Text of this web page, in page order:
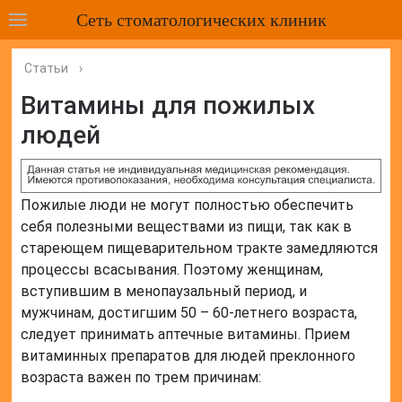
Сеть стоматологических клиник
Статьи ›
Витамины для пожилых
людей
Пожилые люди не могут полностью обеспечить
себя полезными веществами из пищи, так как в
стареющем пищеварительном тракте замедляются
процессы всасывания. Поэтому женщинам,
вступившим в менопаузальный период, и
мужчинам, достигшим 50 – 60-летнего возраста,
следует принимать аптечные витамины. Прием
витаминных препаратов для людей преклонного
возраста важен по трем причинам: